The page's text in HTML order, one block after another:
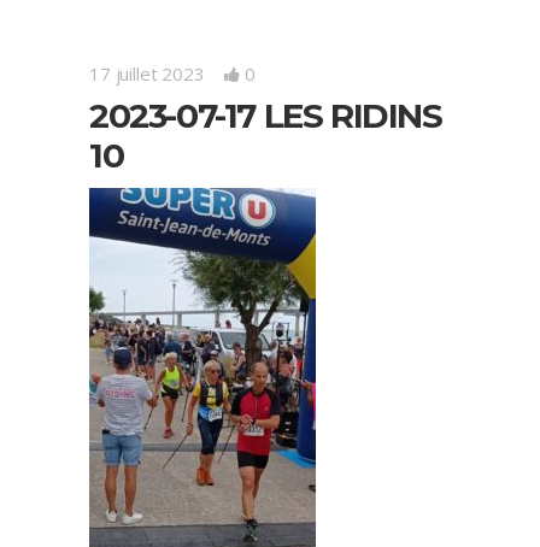
17 juillet 2023 0
2023-07-17 LES RIDINS
10